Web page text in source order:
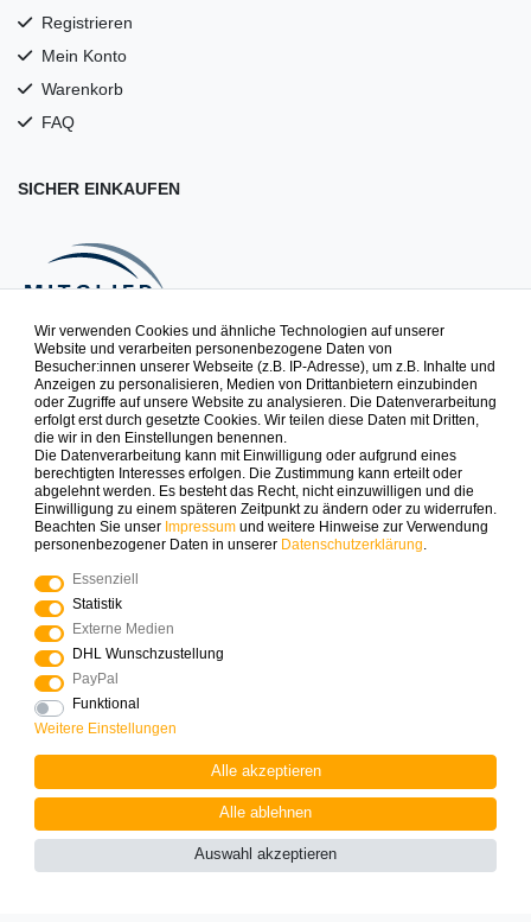
Registrieren
Mein Konto
Warenkorb
FAQ
SICHER EINKAUFEN
NEWSLETTER
Spielspaß zuerst erfahren. Newsletter abonnieren & 10% auf
die erste Bestellung sichern.
ABONNIEREN
Mehr Spielinspiration gefällig?
© Copyright 2025 Logoplay-Holzspiele Alle Rechte
Wir verwenden Cookies und ähnliche Technologien auf unserer
Website und verarbeiten personenbezogene Daten von
Besucher:innen unserer Webseite (z.B. IP-Adresse), um z.B. Inhalte und
Anzeigen zu personalisieren, Medien von Drittanbietern einzubinden
oder Zugriffe auf unsere Website zu analysieren. Die Datenverarbeitung
erfolgt erst durch gesetzte Cookies. Wir teilen diese Daten mit Dritten,
die wir in den Einstellungen benennen.
Die Datenverarbeitung kann mit Einwilligung oder aufgrund eines
berechtigten Interesses erfolgen. Die Zustimmung kann erteilt oder
abgelehnt werden. Es besteht das Recht, nicht einzuwilligen und die
Einwilligung zu einem späteren Zeitpunkt zu ändern oder zu widerrufen.
Beachten Sie unser Impressum und weitere Hinweise zur Verwendung
personenbezogener Daten in unserer Daten­schutz­erklärung.
Essenziell
Statistik
Externe Medien
DHL Wunschzustellung
PayPal
Funktional
Weitere Einstellungen
Alle akzeptieren
Alle ablehnen
Auswahl akzeptieren